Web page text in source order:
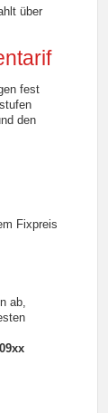
über
fest
den
Fixpreis
ab,